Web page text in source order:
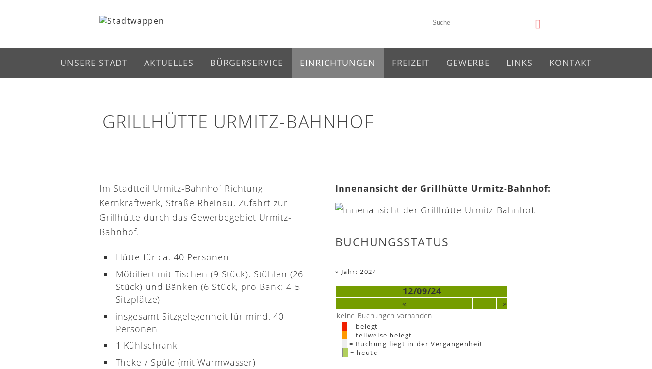
UNSERE STADT AKTUELLES BÜRGERSERVICE EINRICHTUNGEN FREIZEIT GEWERBE LINKS KONTAKT
GRILLHÜTTE URMITZ-BAHNHOF
Im Stadtteil Urmitz-Bahnhof Richtung
Kernkraftwerk, Straße Rheinau, Zufahrt zur
Grillhütte durch das Gewerbegebiet Urmitz-
Bahnhof.
Hütte für ca. 40 Personen
Möbiliert mit Tischen (9 Stück), Stühlen (26
Stück) und Bänken (6 Stück, pro Bank: 4-5
Sitzplätze)
insgesamt Sitzgelegenheit für mind. 40
Personen
1 Kühlschrank
Theke / Spüle (mit Warmwasser)
Innenansicht der Grillhütte Urmitz-Bahnhof:
BUCHUNGSSTATUS
» Jahr: 2024
12/09/24
«
»
keine Buchungen vorhanden
= belegt
= teilweise belegt
= Buchung liegt in der Vergangenheit
= heute